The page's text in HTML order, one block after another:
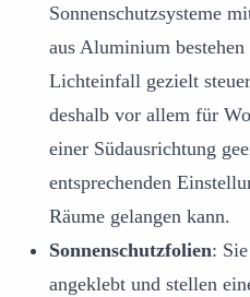
Sonnenschutzsysteme
aus Aluminium
Lichteinfall gezielt
deshalb vor allem für
einer Südausrichtung
entsprechenden
Räume gelangen kann.
Sonnenschutzfolien:
angeklebt und stellen